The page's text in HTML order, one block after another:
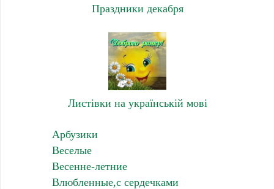
Праздники декабря
Листівки на українській мові
Арбузики
Веселые
Весенне-летние
Влюбленные,с сердечками